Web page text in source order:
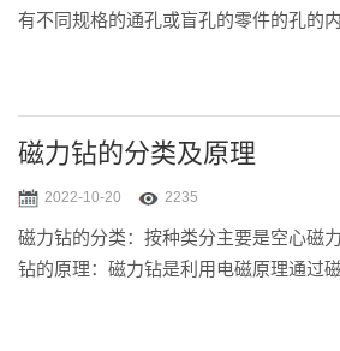
有不同规格的通孔或盲孔的零件的孔的
螺丝或叫牙扣的机械加工设备。攻牙机
机、螺纹攻丝机、自动攻牙机等。根据
攻牙机可以分为手动攻牙机、气动攻牙
攻牙机等；根据攻牙机主轴数目不同，
零件种类不同，攻牙机又可分为模内攻
母攻牙机、法兰螺母攻牙机、圆螺母攻
磁力钻的分类及原理
2022-10-20 2235
磁力钻的分类：按种类分主要是空心磁
钻的原理：磁力钻是利用电磁原理通过
旋钻削机构吸附在钢铁工件表面，进行
的高效率工具。通电后，磁力钻通过电